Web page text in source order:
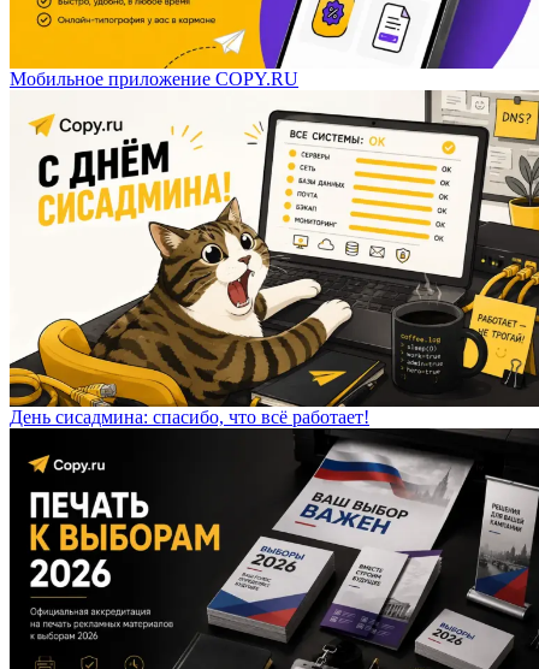
Мобильное приложение COPY.RU
День сисадмина: спасибо, что всё работает!